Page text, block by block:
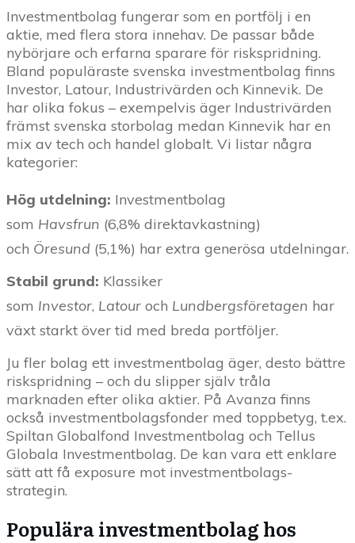
Investmentbolag fungerar som en portfölj i en
aktie, med flera stora innehav. De passar både
nybörjare och erfarna sparare för riskspridning.
Bland populäraste svenska investmentbolag finns
Investor, Latour, Industrivärden och Kinnevik. De
har olika fokus – exempelvis äger Industrivärden
främst svenska storbolag medan Kinnevik har en
mix av tech och handel globalt. Vi listar några
kategorier:
Hög utdelning: Investmentbolag
som Havsfrun (6,8% direktavkastning)
och Öresund (5,1%) har extra generösa utdelningar.
Stabil grund: Klassiker
som Investor, Latour och Lundbergsföretagen har
växt starkt över tid med breda portföljer.
Ju fler bolag ett investmentbolag äger, desto bättre
riskspridning – och du slipper själv tråla
marknaden efter olika aktier. På Avanza finns
också investmentbolagsfonder med toppbetyg, t.ex.
Spiltan Globalfond Investmentbolag och Tellus
Globala Investmentbolag. De kan vara ett enklare
sätt att få exposure mot investmentbolags-
strategin.
Populära investmentbolag hos